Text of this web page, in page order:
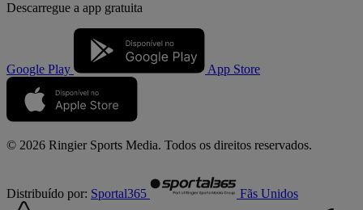
Descarregue a app gratuita
Google Play App Store
© 2026 Ringier Sports Media. Todos os direitos reservados.
Distribuído por: Sportal365 Fãs Unidos